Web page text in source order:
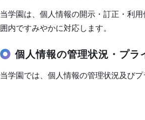
当学園は、個人情報の開示・訂正・利
囲内ですみやかに対応します。
個人情報の管理状況・プラ
当学園では、個人情報の管理状況及び